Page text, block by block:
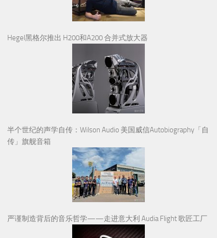
Hegel黑格尔推出 H200和A200 合并式放大器
半个世纪的声学自传：Wilson Audio 美国威信Autobiography「自
传」旗舰音箱
严谨制造背后的音乐哲学——走进意大利 Audia Flight 歌匠工厂